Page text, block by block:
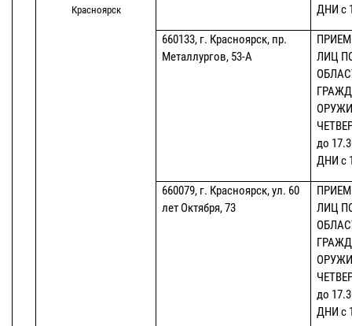
Красноярск
ДНИ с
660133, г. Красноярск, пр.
Металлургов, 53-А
ЛИЦ
до
ДНИ с
660079, г. Красноярск, ул. 60
лет Октября, 73
ЛИЦ
до
ДНИ с